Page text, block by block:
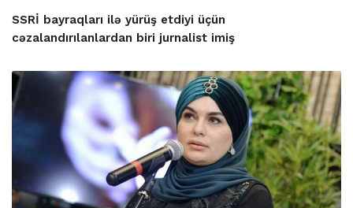
SSRİ bayraqları ilə yürüş etdiyi üçün
cəzalandırılanlardan biri jurnalist imiş